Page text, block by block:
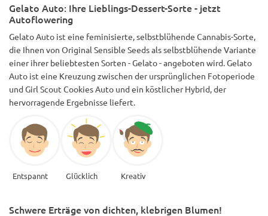
hätte. **EFFEKT** Sie hat eine gute Mischung aus Körper
und Kopf. Für den leicht bandigen Geschmack hat sie sehr
starke Effekte. Ich fand Dampfen die beste Methode für
diese Charge. Alles in allem ist sie ein Heavy Hitter :D Im
Boden ist es aus vielen Gründen logisch, Nährstoffe auf
organischer Basis zu verwenden... Meine bevorzugte Waffe
sind Green Buzz Nutrients! sie blasen die Konkurrenz
ernsthaft aus dem Wasser! Einfach ein ehrliches
Unternehmen mit toller Unterstützung! Viele andere
Züchter, die diese Linie verwenden, haben unglaubliche
Gelato Auto: Ihre Lieblings-Dessert-Sorte - jetzt
Autoflowering
Gelato Auto ist eine feminisierte, selbstblühende Cannabis-Sorte,
die Ihnen von Original Sensible Seeds als selbstblühende Variante
einer ihrer beliebtesten Sorten - Gelato - angeboten wird. Gelato
Auto ist eine Kreuzung zwischen der ursprünglichen Fotoperiode
und Girl Scout Cookies Auto und ein köstlicher Hybrid, der
hervorragende Ergebnisse liefert.
Entspannt Glücklich Kreativ
Schwere Erträge von dichten, klebrigen Blumen!